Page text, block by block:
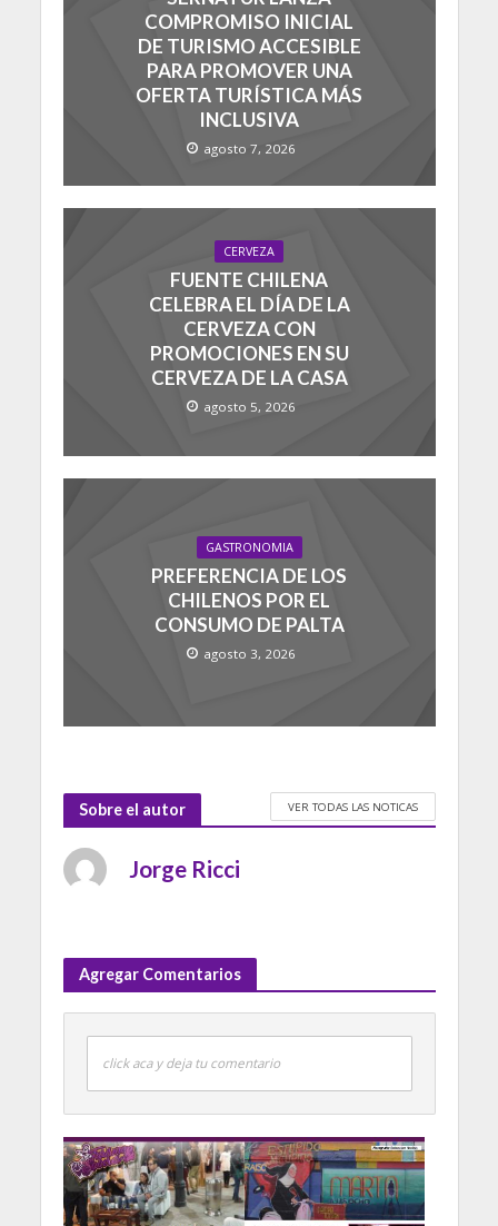
COMPROMISO INICIAL
DE TURISMO ACCESIBLE
PARA PROMOVER UNA
OFERTA TURÍSTICA MÁS
INCLUSIVA
agosto 7, 2026
CERVEZA
FUENTE CHILENA
CELEBRA EL DÍA DE LA
CERVEZA CON
PROMOCIONES EN SU
CERVEZA DE LA CASA
agosto 5, 2026
GASTRONOMIA
PREFERENCIA DE LOS
CHILENOS POR EL
CONSUMO DE PALTA
agosto 3, 2026
Sobre el autor VER TODAS LAS NOTICAS
Jorge Ricci
Agregar Comentarios
click aca y deja tu comentario